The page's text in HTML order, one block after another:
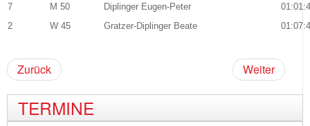
7
M 50 Diplinger Eugen-Peter
2
W 45 Gratzer-Diplinger Beate
Zurück Weiter
TERMINE